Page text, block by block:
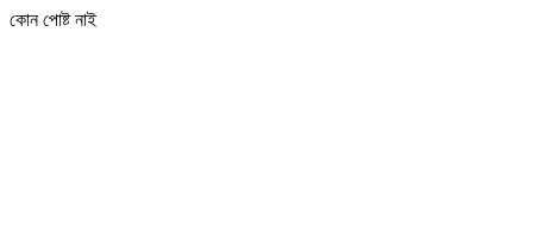
কোন পোষ্ট নাই